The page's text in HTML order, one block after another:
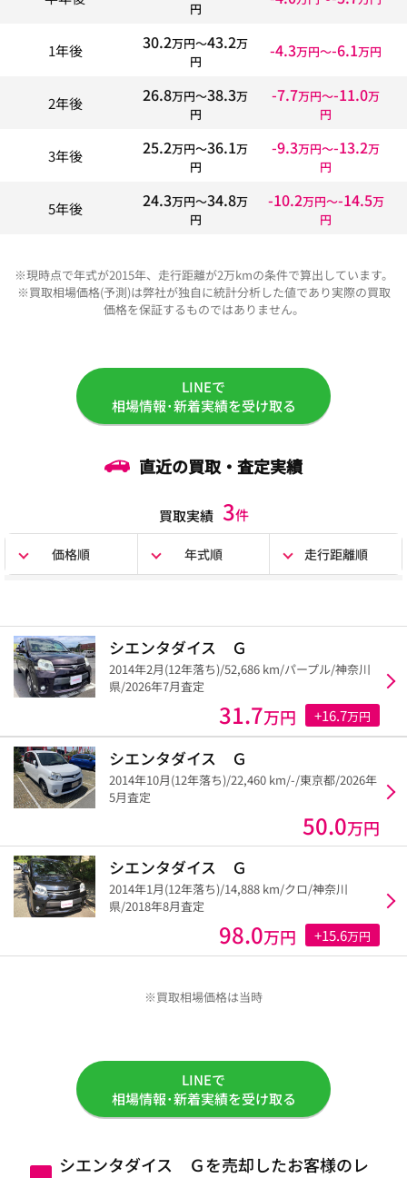
円
1年後 30.2万円〜43.2万
円
-4.3万円〜-6.1万円
2年後 26.8万円〜38.3万
円
-7.7万円〜-11.0万
円
3年後 25.2万円〜36.1万
円
-9.3万円〜-13.2万
円
5年後 24.3万円〜34.8万
円
-10.2万円〜-14.5万
円
※現時点で年式が2015年、走行距離が2万kmの条件で算出しています。
※買取相場価格(予測)は弊社が独自に統計分析した値であり実際の買取
価格を保証するものではありません。
LINEで
相場情報･新着実績を受け取る
直近の買取・査定実績
買取実績 3件
価格順 年式順 走行距離順
シエンタダイス Ｇ
2014年2月(12年落ち)/52,686 km/パープル/神奈川
県/2026年7月査定
31.7万円 +16.7万円
シエンタダイス Ｇ
2014年10月(12年落ち)/22,460 km/-/東京都/2026年
5月査定
50.0万円
シエンタダイス Ｇ
2014年1月(12年落ち)/14,888 km/クロ/神奈川
県/2018年8月査定
98.0万円 +15.6万円
※買取相場価格は当時
LINEで
相場情報･新着実績を受け取る
シエンタダイス Ｇを売却したお客様のレ